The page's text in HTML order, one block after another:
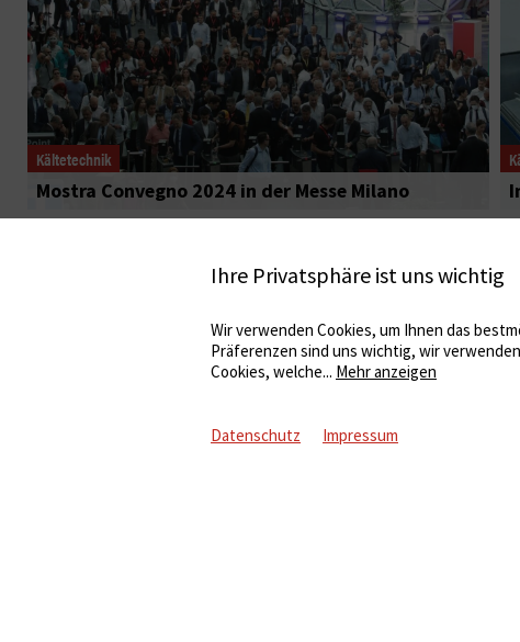
Kältetechnik
Mostra Convegno 2024 in der Messe Milano
Ihre Privatsphäre ist uns wichtig
Wir verwenden Cookies, um Ihnen das
Präferenzen sind uns wichtig, wir
Cookies, welche... Mehr anzeigen
Datenschutz Impressum